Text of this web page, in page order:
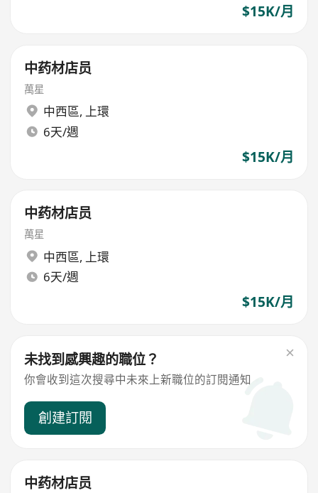
$15K/月
中药材店员
萬星
中西區, 上環
6天/週
$15K/月
中药材店员
萬星
中西區, 上環
6天/週
$15K/月
未找到感興趣的職位？
你會收到這次搜尋中未來上新職位的訂閱通知
創建訂閱
中药材店员